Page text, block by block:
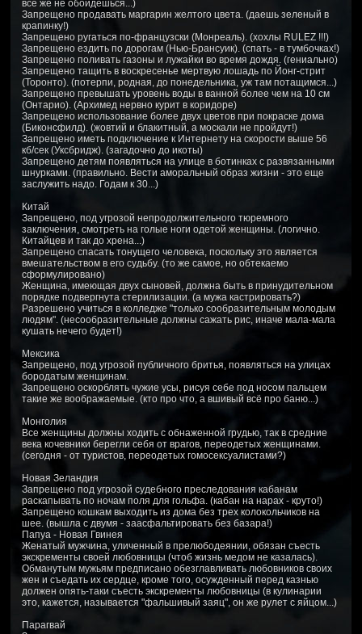
все же не обойдешься...)
Запрещено продавать маргарин желтого цвета. (даешь зеленый в
крапинку!)
Запрещено ругаться по-французски (Монреаль). (хохлы RULEZ !!!)
Запрещено ездить по дорогам (Нью-Брансуик). (спать - в тумбочках!)
Запрещено поливать газоны и лужайки во время дождя. (гениально)
Запрещено тащить в воскресенье мертвую лошадь по Йонг-стрит
(Торонто). (потерпи, родная, до понедельника, уж там потащимся...)
Запрещено превышать уровень воды в ванной более чем на 10 см
(Онтарио). (Архимед нервно курит в коридоре)
Запрещено использование более двух цветов при покраске дома
(Биконсфилд). (жовтий и блакитный, а москали не пройдут!)
Запрещено иметь подключение к Интернету на скорости выше 56
кб/сек (Уксбридж). (загадочно до икоты)
Запрещено детям появляться на улице в ботинках с развязанными
шнурками. (правильно. Вести аморальный образ жизни - это еще
заслужить надо. Годам к 30...)
Китай
Запрещено, под угрозой непродолжительного тюремного
заключения, смотреть на голые ноги одетой женщины. (логично.
Китайцев и так до хpeна...)
Запрещено спасать тонущего человека, поскольку это является
вмешательством в его судьбу. (то же самое, но обтекаемо
сформулировано)
Женщина, имеющая двух сыновей, должна быть в принудительном
порядке подвергнута стерилизации. (а мужа кастрировать?)
Разрешено учиться в колледже "только сообразительным молодым
людям". (несообразительные должны сажать рис, иначе мала-мала
кушать нечего будет!)
Мексика
Запрещено, под угрозой публичного бритья, появляться на улицах
бородатым женщинам.
Запрещено оскорблять чужие усы, рисуя себе под носом пальцем
такие же воображаемые. (кто про что, а вшивый всё про баню...)
Монголия
Все женщины должны ходить с обнаженной грудью, так в средние
века кочевники берегли себя от врагов, переодетых женщинами.
(сегодня - от туристов, переодетых гомосексуалистами?)
Новая Зеландия
Запрещено под угрозой судебного преследования кабанам
раскапывать по ночам поля для гольфа. (кабан на нарах - круто!)
Запрещено кошкам выходить из дома без трех колокольчиков на
шее. (вышла с двумя - заасфальтировать без базара!)
Папуа - Hовая Гвинея
Женатый мужчина, уличенный в прелюбодеянии, обязан съесть
экскременты своей любовницы (чтоб жизнь медом не казалась).
Обманутым мужьям предписано обезглавливать любовников своих
жен и съедать их сердце, кроме того, осужденный перед казнью
должен опять-таки съесть экскременты любовницы (в кулинарии
это, кажется, называется "фальшивый заяц", он же рулет с яйцом...)
Парагвай